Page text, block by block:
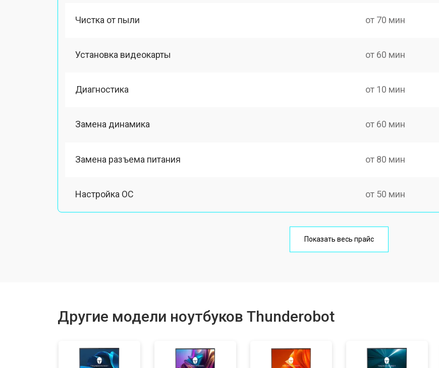
Чистка от пыли от 70 мин
Установка видеокарты от 60 мин
Диагностика от 10 мин
Замена динамика от 60 мин
Замена разъема питания от 80 мин
Настройка ОС от 50 мин
от 100 мин
Показать весь прайс
Другие модели ноутбуков Thunderobot